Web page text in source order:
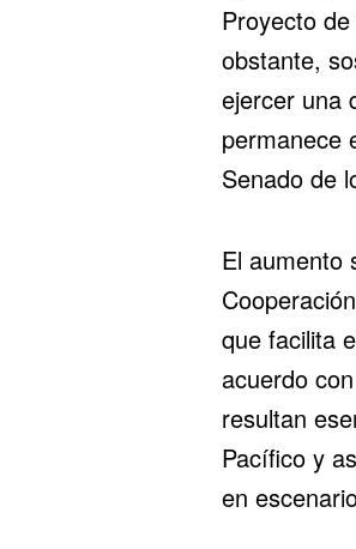
Proyecto
obstante,
ejercer una
permanece
Senado de
El aumento
que facilita
acuerdo
resultan
Pacífico y
en